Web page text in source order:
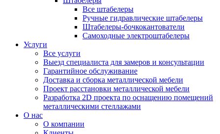
Все штабелеры
Ручные гидравлические штабелеры
Штабелеры-бочкокантователи
Самоходные электроштабелеры
Услуги
Все услуги
Выезд специалиста для замеров и консультации
Гарантийное обслуживание
Доставка и сборка металлической мебели
Проект расстановки металлической мебели
Разработка 2D проекта по оснащению помещений
металлическими стеллажами
О нас
О компании